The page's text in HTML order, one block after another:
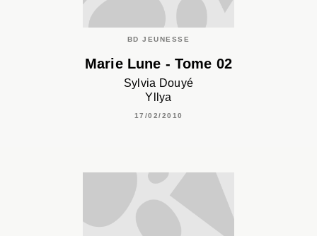
BD JEUNESSE
Marie Lune - Tome 02
Sylvia Douyé
Yllya
17/02/2010